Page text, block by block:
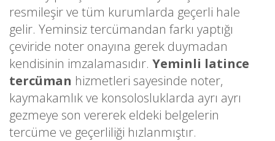
resmileşir ve tüm kurumlarda geçerli hale
gelir. Yeminsiz tercümandan farkı yaptığı
çeviride noter onayına gerek duymadan
kendisinin imzalamasıdır. Yeminli latince
tercüman hizmetleri sayesinde noter,
kaymakamlık ve konsolosluklarda ayrı ayrı
gezmeye son vererek eldeki belgelerin
tercüme ve geçerliliği hızlanmıştır.